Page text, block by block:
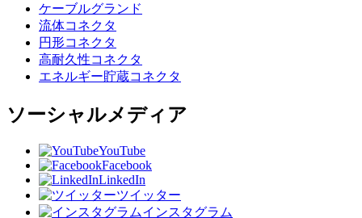
ケーブルグランド
流体コネクタ
円形コネクタ
高耐久性コネクタ
エネルギー貯蔵コネクタ
ソーシャルメディア
YouTube
Facebook
LinkedIn
ツイッター
インスタグラム